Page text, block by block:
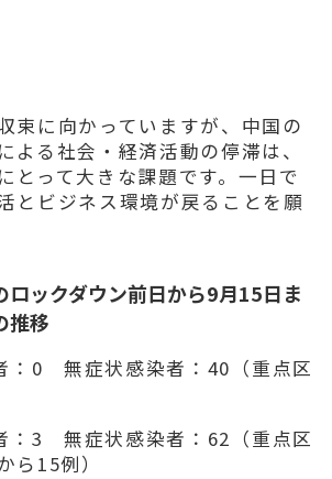
束に向かっていますが、中国の
よる社会・経済活動の停滞は、
とって大きな課題です。一日で
とビジネス環境が戻ることを願
ロックダウン前日から9月15日ま
推移
0 無症状感染者： 40 （重点区
3 無症状感染者： 62 （重点区
ら 15例）